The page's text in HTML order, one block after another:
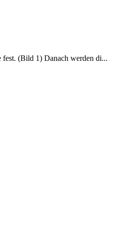
fest. (Bild 1) Danach werden di...